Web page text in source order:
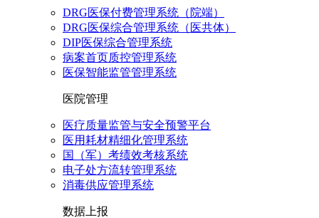
DRG医保付费管理系统（院端）
DRG医保综合管理系统（医共体）
DIP医保综合管理系统
病案首页质控管理系统
医保智能监管管理系统
医院管理
医疗质量监管与安全预警平台
医用耗材精细化管理系统
国（军）考绩效考核系统
电子处方流转管理系统
消毒供应管理系统
数据上报